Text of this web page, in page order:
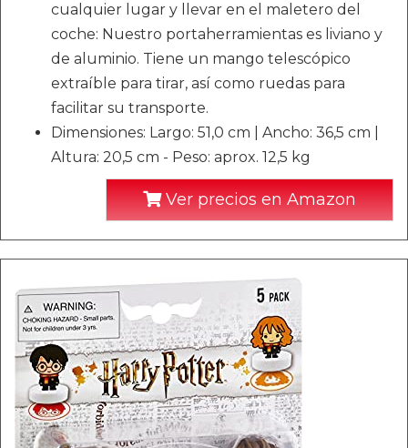
cualquier lugar y llevar en el maletero del
coche: Nuestro portaherramientas es liviano y
de aluminio. Tiene un mango telescópico
extraíble para tirar, así como ruedas para
facilitar su transporte.
Dimensiones: Largo: 51,0 cm | Ancho: 36,5 cm |
Altura: 20,5 cm - Peso: aprox. 12,5 kg
Ver precios en Amazon